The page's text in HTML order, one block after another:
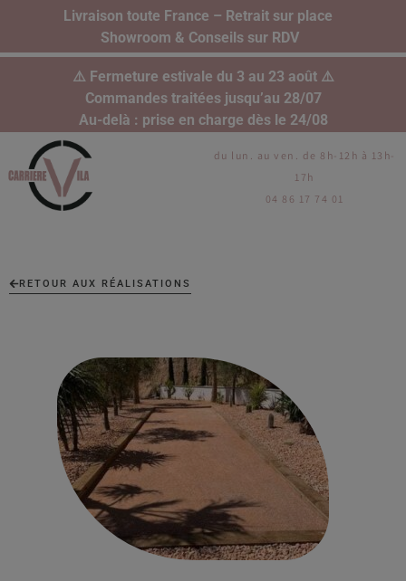
Livraison toute France – Retrait sur place
Showroom & Conseils sur RDV
⚠️ Fermeture estivale du 3 au 23 août ⚠️
Commandes traitées jusqu’au 28/07
Au-delà : prise en charge dès le 24/08
du lun. au ven. de 8h-12h à 13h-
17h
04 86 17 74 01
RETOUR AUX RÉALISATIONS